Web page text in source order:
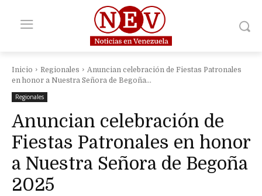
Inicio Regionales
Anuncian celebración de Fiestas Patronales
en honor a Nuestra Señora de Begoña...
Regionales
Anuncian celebración de
Fiestas Patronales en honor
a Nuestra Señora de Begoña
2025